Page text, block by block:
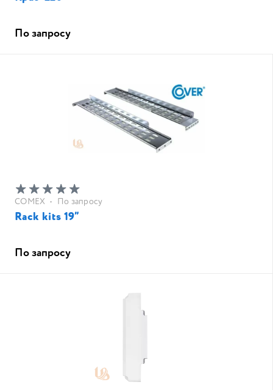
По запросу
COMEX • По запросу
Rack kits 19”
По запросу